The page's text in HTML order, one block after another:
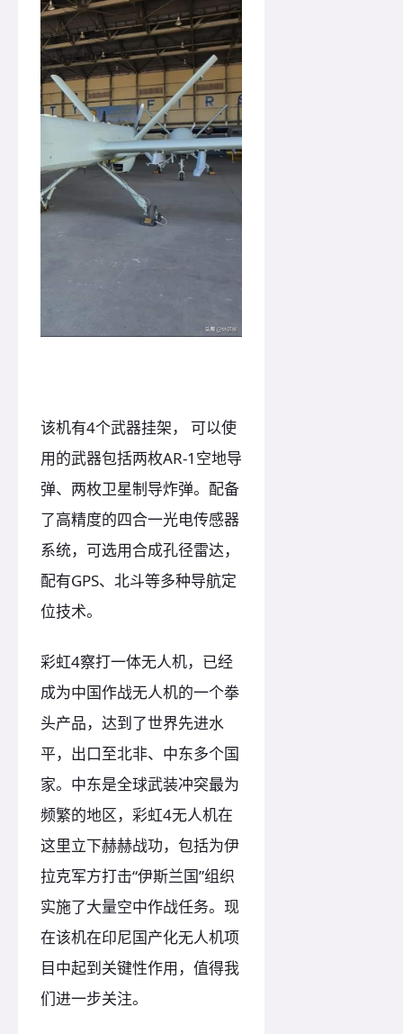
该机有4个武器挂架， 可以使
用的武器包括两枚AR-1空地导
弹、两枚卫星制导炸弹。配备
了高精度的四合一光电传感器
系统，可选用合成孔径雷达，
配有GPS、北斗等多种导航定
位技术。
彩虹4察打一体无人机，已经
成为中国作战无人机的一个拳
头产品，达到了世界先进水
平，出口至北非、中东多个国
家。中东是全球武装冲突最为
频繁的地区，彩虹4无人机在
这里立下赫赫战功，包括为伊
拉克军方打击“伊斯兰国”组织
实施了大量空中作战任务。现
在该机在印尼国产化无人机项
目中起到关键性作用，值得我
们进一步关注。